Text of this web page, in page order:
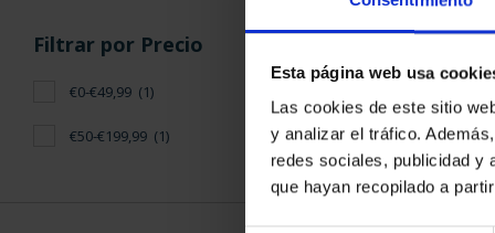
Esta página web usa
Las cookies de este sitio
y analizar el tráfico.
redes sociales, publicidad y
que hayan recopilado a
Filtrar por Precio
€0-€49,99 (1)
€50-€199,99 (1)